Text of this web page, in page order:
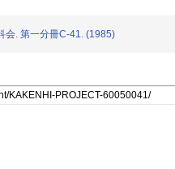
会. 第一分冊C-41. (1985)